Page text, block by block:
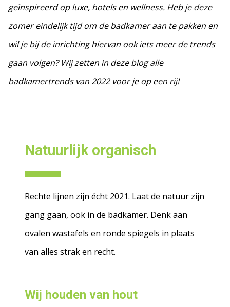
geïnspireerd op luxe, hotels en wellness. Heb je deze
zomer eindelijk tijd om de badkamer aan te pakken en
wil je bij de inrichting hiervan ook iets meer de trends
gaan volgen? Wij zetten in deze blog alle
badkamertrends van 2022 voor je op een rij!
Natuurlijk organisch
Rechte lijnen zijn écht 2021. Laat de natuur zijn
gang gaan, ook in de badkamer. Denk aan
ovalen wastafels en ronde spiegels in plaats
van alles strak en recht.
Wij houden van hout